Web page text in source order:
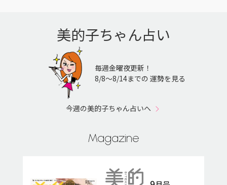
美的子ちゃん占い
毎週金曜夜更新！
8/8〜8/14までの 運勢を見る
今週の美的子ちゃん占いへ
Magazine